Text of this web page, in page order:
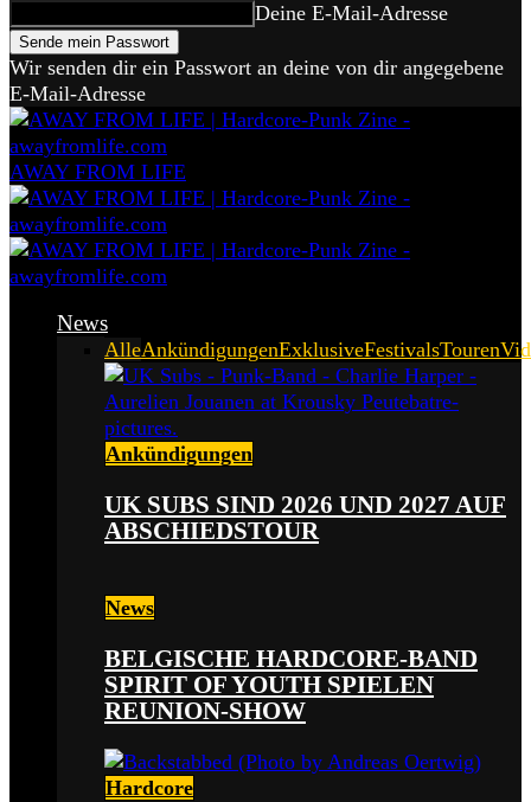
Deine E-Mail-Adresse
Wir senden dir ein Passwort an deine von dir angegebene
E-Mail-Adresse
AWAY FROM LIFE
News
AlleAnkündigungenExklusiveFestivalsTouren
Ankündigungen
UK SUBS SIND 2026 UND 2027 AUF
ABSCHIEDSTOUR
News
BELGISCHE HARDCORE-BAND
SPIRIT OF YOUTH SPIELEN
REUNION-SHOW
Hardcore